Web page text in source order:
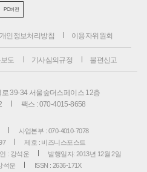
PC버전
개인정보처리방침 이용자위원회
도 기사심의규정 불편신고
39-34 서울숲더스페이스 12층
팩스 : 070-4015-8658
사업본부 : 070-4010-7078
제호 : 비즈니스포스트
: 강석운
발행일자: 2013년 12월 2일
석운
ISSN : 2636-171X